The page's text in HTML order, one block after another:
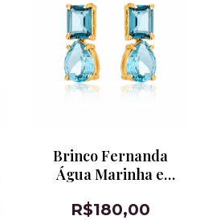
Brinco Fernanda
Água Marinha e
R$180,00